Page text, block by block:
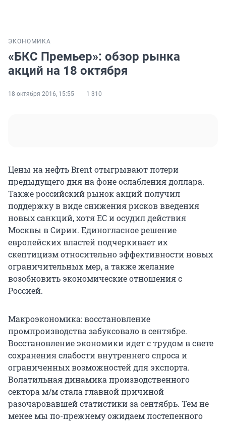
ЭКОНОМИКА
«БКС Премьер»: обзор рынка
акций на 18 октября
18 октября 2016, 15:55 1 310
Цены на нефть Brent отыгрывают потери
предыдущего дня на фоне ослабления доллара.
Также российский рынок акций получил
поддержку в виде снижения рисков введения
новых санкций, хотя ЕС и осудил действия
Москвы в Сирии. Единогласное решение
европейских властей подчеркивает их
скептицизм относительно эффективности новых
ограничительных мер, а также желание
возобновить экономические отношения с
Россией.
Макроэкономика: восстановление
промпроизводства забуксовало в сентябре.
Восстановление экономики идет с трудом в свете
сохранения слабости внутреннего спроса и
ограниченных возможностей для экспорта.
Волатильная динамика производственного
сектора м/м стала главной причиной
разочаровавшей статистики за сентябрь. Тем не
менее мы по-прежнему ожидаем постепенного